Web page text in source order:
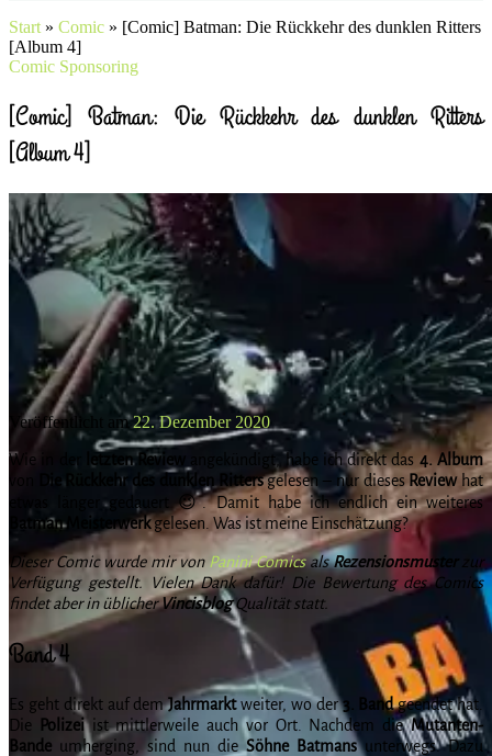
Start » Comic » [Comic] Batman: Die Rückkehr des dunklen Ritters
[Album 4]
Comic Sponsoring
[Comic] Batman: Die Rückkehr des dunklen Ritters
[Album 4]
Veröffentlicht am22. Dezember 2020
Wie in der letzten Review angekündigt, habe ich direkt das 4. Album
Die Rückkehr des dunklen Rittersgelesen – nur dieses Reviewhat
etwas länger gedauert 😉. Damit habe ich endlich ein weiteres
Batman Meisterwerkgelesen. Was ist meine Einschätzung?
Dieser Comic wurde mir von Panini ComicsalsRezensionsmusterzur
Verfügung gestellt. Vielen Dank dafür! Die Bewertung des Comics
findet aber in üblicherVincisblogQualität statt.
Band 4
Es geht direkt auf demJahrmarktweiter, wo der3. Bandgeendet hat.
Die
Polizeiist mittlerweile auch vor Ort. Nachdem dieMutanten-
Bande umherging, sind nun die Söhne Batmansunterwegs. Dazu